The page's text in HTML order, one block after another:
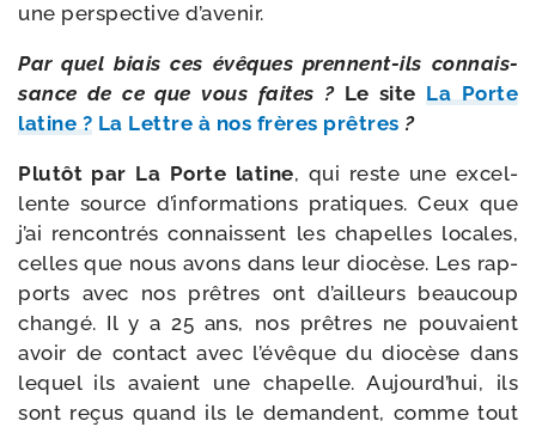
une pers­pec­tive d’avenir.
Par quel biais ces évêques prennent-​ils connais­
sance de ce que vous faites ? Le siteLa Porte
latine ? La Lettre à nos frères prêtres ?
Plutôt par La Porte latine, qui reste une excel­
lente source d’informations pra­tiques. Ceux que
j’ai ren­con­trés connaissent les cha­pelles locales,
celles que nous avons dans leur dio­cèse. Les rap­
ports avec nos prêtres ont d’ailleurs beau­coup
chan­gé. Il y a 25 ans, nos prêtres ne pou­vaient
avoir de contact avec l’évêque du dio­cèse dans
lequel ils avaient une cha­pelle. Aujourd’hui, ils
sont reçus quand ils le demandent, comme tout